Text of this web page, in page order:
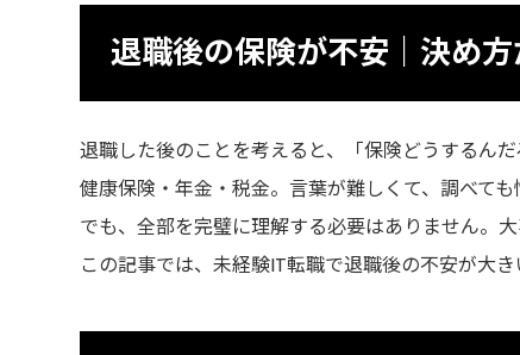
退職後の保険が不安｜決め方
退職した後のことを考えると、「保険どうするん
健康保険・年金・税金。言葉が難しくて、調べて
でも、全部を完璧に理解する必要はありません。
この記事では、未経験IT転職で退職後の不安が大